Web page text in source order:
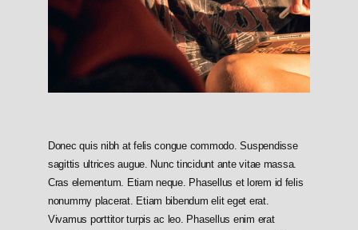
Donec quis nibh at felis congue commodo. Suspendisse
sagittis ultrices augue. Nunc tincidunt ante vitae massa.
Cras elementum. Etiam neque. Phasellus et lorem id felis
nonummy placerat. Etiam bibendum elit eget erat.
Vivamus porttitor turpis ac leo. Phasellus enim erat